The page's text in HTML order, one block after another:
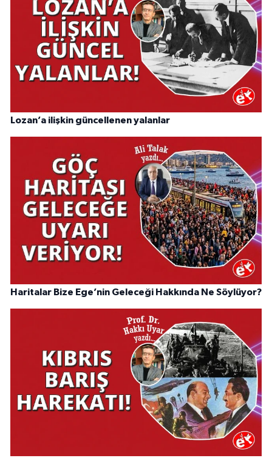
Lozan’a ilişkin güncellenen yalanlar
Haritalar Bize Ege’nin Geleceği Hakkında Ne Söylüyor?